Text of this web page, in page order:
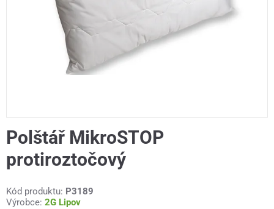
Polštář MikroSTOP
protiroztočový
Kód produktu: P3189
Výrobce: 2G Lipov